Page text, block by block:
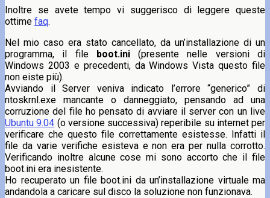
Inoltre se avete tempo vi suggerisco di leggere queste
ottime faq.
Nel mio caso era stato cancellato, da un’installazione di un
programma, il file boot.ini(presente nelle versioni di
Windows 2003 e precedenti, da Windows Vista questo file
non eiste più).
Avviando il Server veniva indicato l’errore “generico” di
ntoskrnl.exe mancante o danneggiato, pensando ad una
corruzione del file ho pensato di avviare il server con un live
Ubuntu 9.04 (o versione successiva) reperibile su internet per
verificare che questo file correttamente esistesse. Infatti il
file da varie verifiche esisteva e non era per nulla corrotto.
Verificando inoltre alcune cose mi sono accorto che il file
boot.ini era inesistente.
Ho recuperato un file boot.ini da un’installazione virtuale ma
andandola a caricare sul disco la soluzione non funzionava.